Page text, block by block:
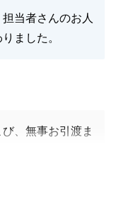
当者さんのお人
ました。
、無事お引渡ま